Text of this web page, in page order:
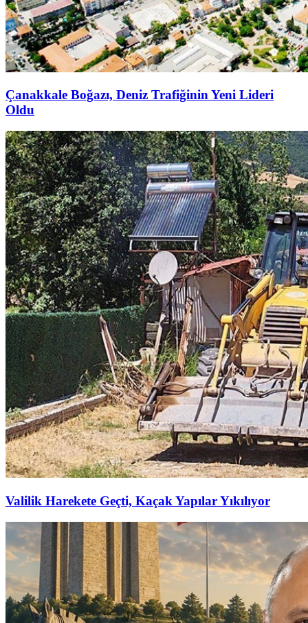
Çanakkale Boğazı, Deniz Trafiğinin Yeni Lideri
Oldu
Valilik Harekete Geçti, Kaçak Yapılar Yıkılıyor